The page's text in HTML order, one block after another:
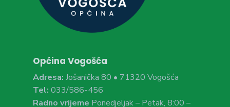
Općina Vogošća
Adresa: Jošanička 80 • 71320 Vogošća
Tel: 033/586-456
Radno vrijeme Ponedjeljak – Petak, 8:00 –